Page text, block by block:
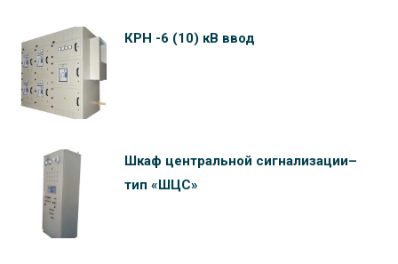
КРН -6 (10) кВ ввод
Шкаф центральной сигнализации–
тип «ШЦС»